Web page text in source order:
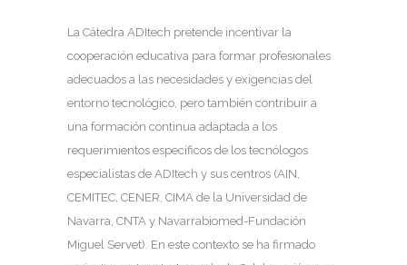
La Cátedra ADItech pretende incentivar la
cooperación educativa para formar profesionales
adecuados a las necesidades y exigencias del
entorno tecnológico, pero también contribuir a
una formación continua adaptada a los
requerimientos específicos de los tecnólogos
especialistas de ADItech y sus centros (AIN,
CEMITEC, CENER, CIMA de la Universidad de
Navarra, CNTA y Navarrabiomed-Fundación
Miguel Servet). En este contexto se ha firmado